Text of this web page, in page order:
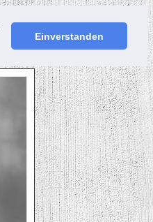
Einverstanden